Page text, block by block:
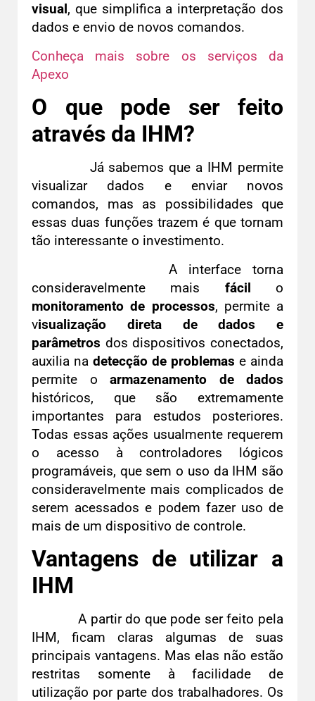
visual, que simplifica a interpretação dos
dados e envio de novos comandos.
Conheça mais sobre os serviços da
Apexo
O que pode ser feito
através da IHM?
Já sabemos que a IHM permite
visualizar dados e enviar novos
comandos, mas as possibilidades que
essas duas funções trazem é que tornam
tão interessante o investimento.
A interface torna
consideravelmente mais fácil o
monitoramento de processos, permite a
visualização direta de dados e
parâmetros dos dispositivos conectados,
auxilia na detecção de problemas e ainda
permite o armazenamento de dados
históricos, que são extremamente
importantes para estudos posteriores.
Todas essas ações usualmente requerem
o acesso à controladores lógicos
programáveis, que sem o uso da IHM são
consideravelmente mais complicados de
serem acessados e podem fazer uso de
mais de um dispositivo de controle.
Vantagens de utilizar a
IHM
A partir do que pode ser feito pela
IHM, ficam claras algumas de suas
principais vantagens. Mas elas não estão
restritas somente à facilidade de
utilização por parte dos trabalhadores. Os